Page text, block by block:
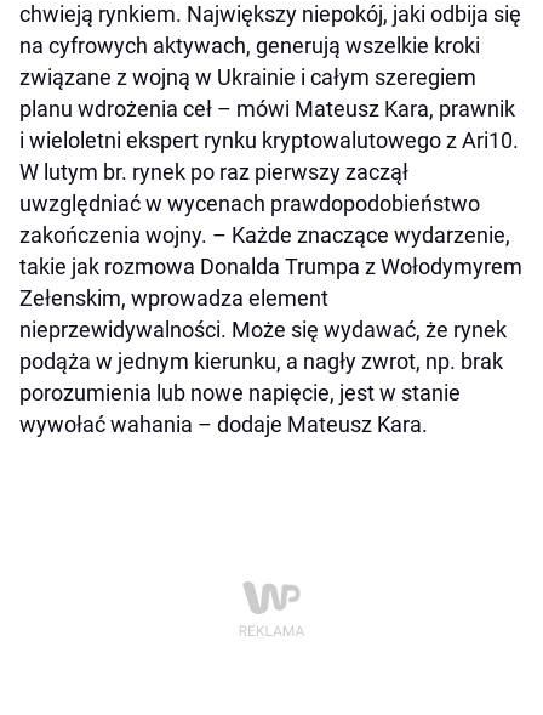
chwieją rynkiem. Największy niepokój, jaki odbija się
na cyfrowych aktywach, generują wszelkie kroki
związane z wojną w Ukrainie i całym szeregiem
planu wdrożenia ceł – mówi Mateusz Kara, prawnik
i wieloletni ekspert rynku kryptowalutowego z Ari10.
W lutym br. rynek po raz pierwszy zaczął
uwzględniać w wycenach prawdopodobieństwo
zakończenia wojny. – Każde znaczące wydarzenie,
takie jak rozmowa Donalda Trumpa z Wołodymyrem
Zełenskim, wprowadza element
nieprzewidywalności. Może się wydawać, że rynek
podąża w jednym kierunku, a nagły zwrot, np. brak
porozumienia lub nowe napięcie, jest w stanie
wywołać wahania – dodaje Mateusz Kara.